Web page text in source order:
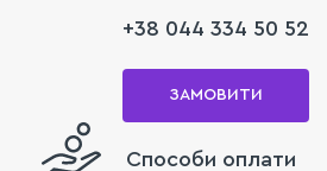
+38 044 334 50 52
ЗАМОВИТИ
Способи оплати